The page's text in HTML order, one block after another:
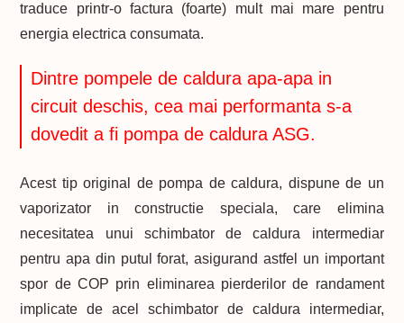
traduce printr-o factura (foarte) mult mai mare pentru
energia electrica consumata.
Dintre pompele de caldura apa-apa in
circuit deschis, cea mai performanta s-a
dovedit a fi pompa de caldura ASG.
Acest tip original de pompa de caldura, dispune de un
vaporizator in constructie speciala, care elimina
necesitatea unui schimbator de caldura intermediar
pentru apa din putul forat, asigurand astfel un important
spor de COP prin eliminarea pierderilor de randament
implicate de acel schimbator de caldura intermediar,